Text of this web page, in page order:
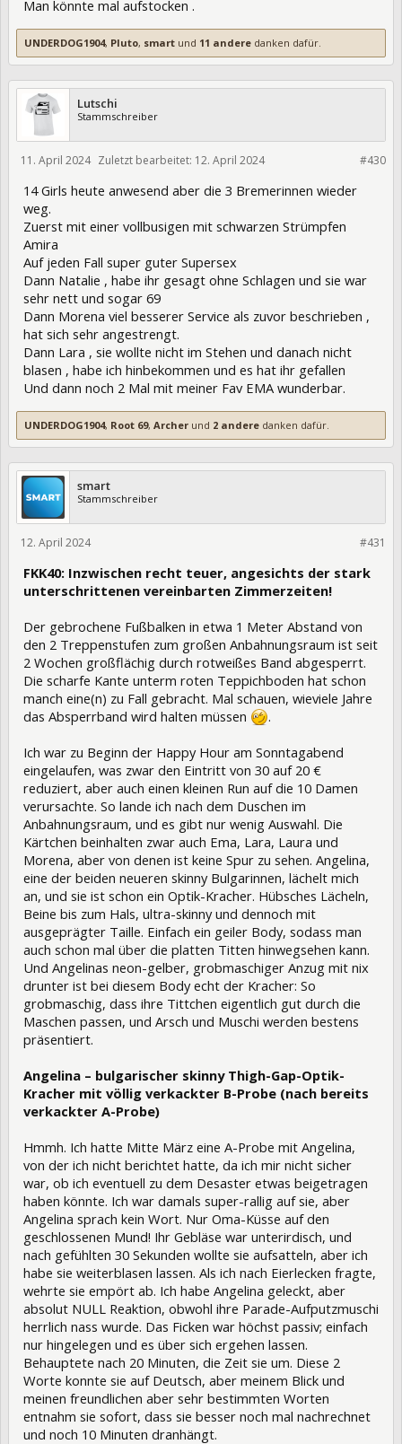
Man könnte mal aufstocken .
UNDERDOG1904, Pluto, smart und 11 andere danken dafür.
Lutschi
Stammschreiber
#430
11. April 2024 Zuletzt bearbeitet: 12. April 2024
14 Girls heute anwesend aber die 3 Bremerinnen wieder
weg.
Zuerst mit einer vollbusigen mit schwarzen Strümpfen
Amira
Auf jeden Fall super guter Supersex
Dann Natalie , habe ihr gesagt ohne Schlagen und sie war
sehr nett und sogar 69
Dann Morena viel besserer Service als zuvor beschrieben ,
hat sich sehr angestrengt.
Dann Lara , sie wollte nicht im Stehen und danach nicht
blasen , habe ich hinbekommen und es hat ihr gefallen
Und dann noch 2 Mal mit meiner Fav EMA wunderbar.
UNDERDOG1904, Root 69, Archer und 2 andere danken dafür.
smart
Stammschreiber
#431
12. April 2024
FKK40: Inzwischen recht teuer, angesichts der stark
unterschrittenen vereinbarten Zimmerzeiten!
Der gebrochene Fußbalken in etwa 1 Meter Abstand von
den 2 Treppenstufen zum großen Anbahnungsraum ist seit
2 Wochen großflächig durch rotweißes Band abgesperrt.
Die scharfe Kante unterm roten Teppichboden hat schon
manch eine(n) zu Fall gebracht. Mal schauen, wieviele Jahre
das Absperrband wird halten müssen
.
Ich war zu Beginn der Happy Hour am Sonntagabend
eingelaufen, was zwar den Eintritt von 30 auf 20 €
reduziert, aber auch einen kleinen Run auf die 10 Damen
verursachte. So lande ich nach dem Duschen im
Anbahnungsraum, und es gibt nur wenig Auswahl. Die
Kärtchen beinhalten zwar auch Ema, Lara, Laura und
Morena, aber von denen ist keine Spur zu sehen. Angelina,
eine der beiden neueren skinny Bulgarinnen, lächelt mich
an, und sie ist schon ein Optik-Kracher. Hübsches Lächeln,
Beine bis zum Hals, ultra-skinny und dennoch mit
ausgeprägter Taille. Einfach ein geiler Body, sodass man
auch schon mal über die platten Titten hinwegsehen kann.
Und Angelinas neon-gelber, grobmaschiger Anzug mit nix
drunter ist bei diesem Body echt der Kracher: So
grobmaschig, dass ihre Tittchen eigentlich gut durch die
Maschen passen, und Arsch und Muschi werden bestens
präsentiert.
Angelina – bulgarischer skinny Thigh-Gap-Optik-
Kracher mit völlig verkackter B-Probe (nach bereits
verkackter A-Probe)
Hmmh. Ich hatte Mitte März eine A-Probe mit Angelina,
von der ich nicht berichtet hatte, da ich mir nicht sicher
war, ob ich eventuell zu dem Desaster etwas beigetragen
haben könnte. Ich war damals super-rallig auf sie, aber
Angelina sprach kein Wort. Nur Oma-Küsse auf den
geschlossenen Mund! Ihr Gebläse war unterirdisch, und
nach gefühlten 30 Sekunden wollte sie aufsatteln, aber ich
habe sie weiterblasen lassen. Als ich nach Eierlecken fragte,
wehrte sie empört ab. Ich habe Angelina geleckt, aber
absolut NULL Reaktion, obwohl ihre Parade-Aufputzmuschi
herrlich nass wurde. Das Ficken war höchst passiv; einfach
nur hingelegen und es über sich ergehen lassen.
Behauptete nach 20 Minuten, die Zeit sie um. Diese 2
Worte konnte sie auf Deutsch, aber meinem Blick und
meinen freundlichen aber sehr bestimmten Worten
entnahm sie sofort, dass sie besser noch mal nachrechnet
und noch 10 Minuten dranhängt.